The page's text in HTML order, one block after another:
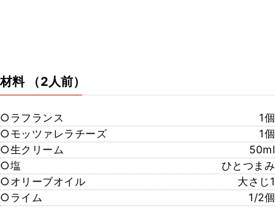
材料 （2人前）
○ラフランス
1個
○モッツァレラチーズ
1個
○生クリーム
50ml
○塩
ひとつまみ
○オリーブオイル
大さじ1
○ライム
1/2個